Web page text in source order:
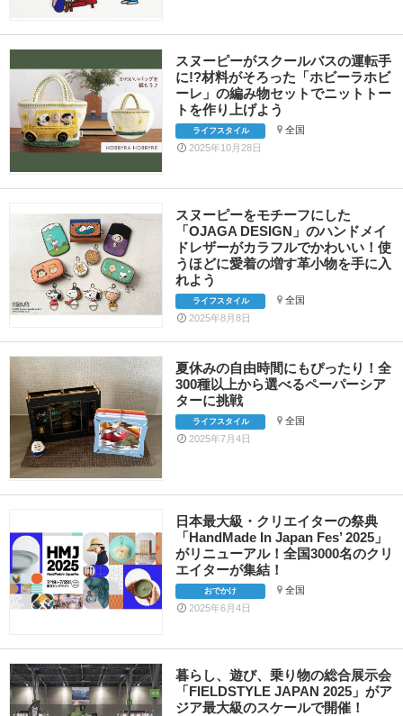
スヌーピーがスクールバスの運転手
に!?材料がそろった「ホビーラホビ
ーレ」の編み物セットでニットトー
トを作り上げよう
ライフスタイル
全国
2025年10月28日
スヌーピーをモチーフにした
「OJAGA DESIGN」のハンドメイ
ドレザーがカラフルでかわいい！使
うほどに愛着の増す革小物を手に入
れよう
ライフスタイル
全国
2025年8月8日
夏休みの自由時間にもぴったり！全
300種以上から選べるペーパーシア
ターに挑戦
ライフスタイル
全国
2025年7月4日
日本最大級・クリエイターの祭典
「HandMade In Japan Fes’ 2025」
がリニューアル！全国3000名のクリ
エイターが集結！
おでかけ
全国
2025年6月4日
暮らし、遊び、乗り物の総合展示会
「FIELDSTYLE JAPAN 2025」がア
ジア最大級のスケールで開催！